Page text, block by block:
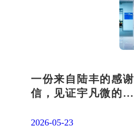
一份来自陆丰的感谢
信，见证宇凡微的社
2026-05-23